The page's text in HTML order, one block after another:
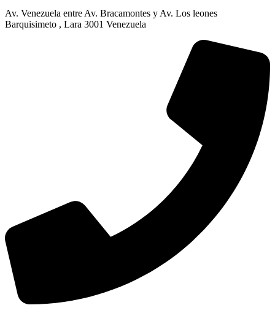
Av. Venezuela entre Av. Bracamontes y Av. Los leones
Barquisimeto , Lara 3001 Venezuela